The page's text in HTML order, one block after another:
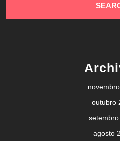
outubro
agosto